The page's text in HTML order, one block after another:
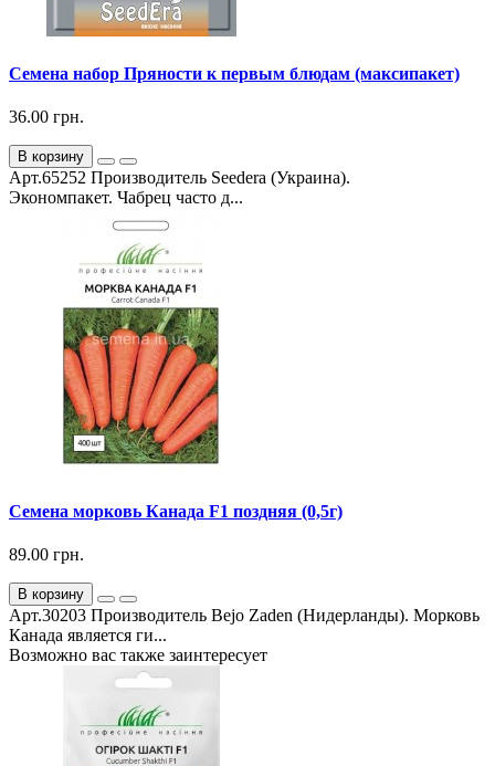
Семена набор Пряности к первым блюдам (максипакет)
36.00 грн.
В корзину
Арт.65252 Производитель Seedera (Украина).
Экономпакет. Чабрец часто д...
Семена морковь Канада F1 поздняя (0,5г)
89.00 грн.
В корзину
Арт.30203 Производитель Bejo Zaden (Нидерланды). Морковь
Канада является ги...
Возможно вас также заинтересует